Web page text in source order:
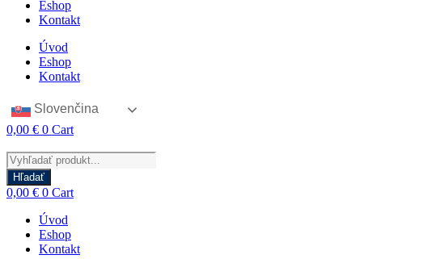
Eshop
Kontakt
Úvod
Eshop
Kontakt
Slovenčina
0,00 € 0 Cart
Products
search
Hľadať
0,00 € 0 Cart
Úvod
Eshop
Kontakt